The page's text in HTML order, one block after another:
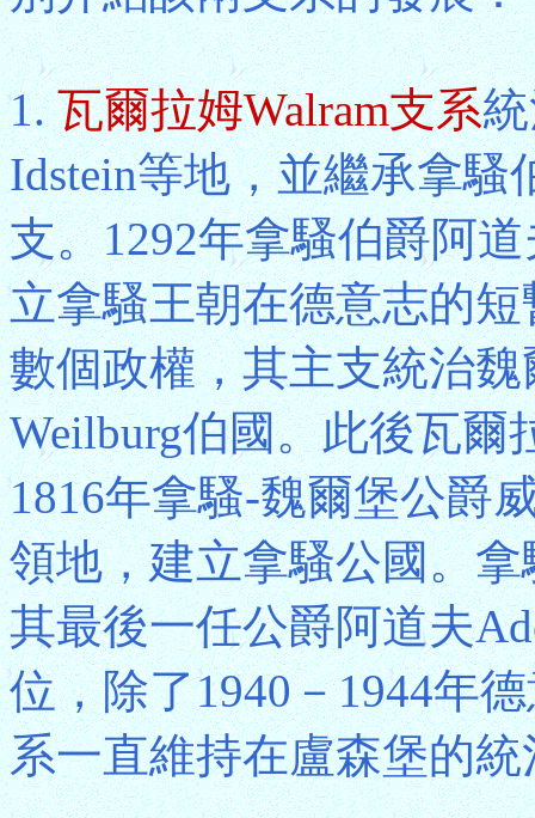
1.瓦爾拉姆Walram支系
Idstein等地，並繼承拿
支。1292年拿騷伯爵阿
立拿騷王朝在德意志的
數個政權，其主支統治魏
Weilburg伯國。此後瓦
1816年拿騷-魏爾堡公爵
領地，建立拿騷公國。
其最後一任公爵阿道夫
位，除了1940－1944年
系一直維持在盧森堡的